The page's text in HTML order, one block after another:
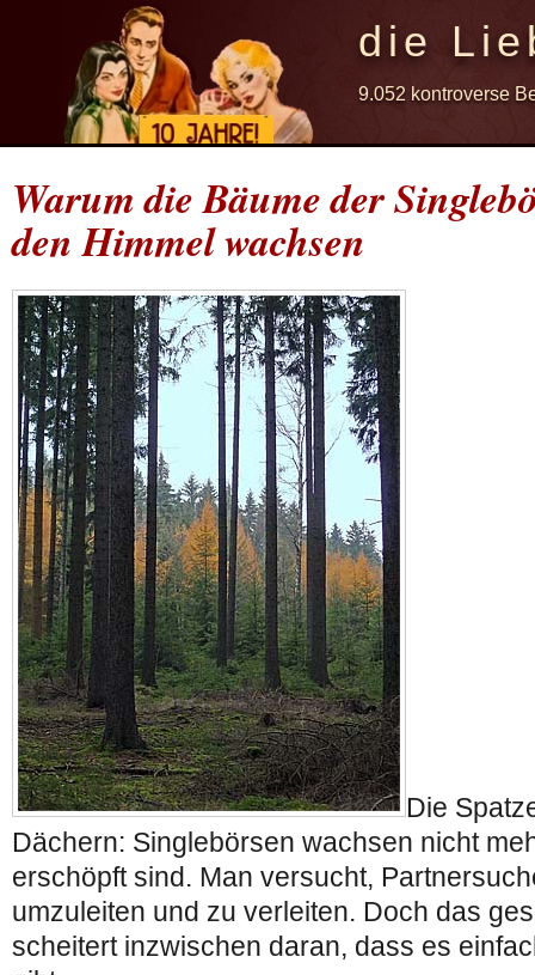
die
9.052 kontroverse
Warum die Bäume der
den Himmel wachsen
Die
Dächern: Singlebörsen wachsen nicht
erschöpft sind. Man versucht,
umzuleiten und zu verleiten. Doch das
scheitert inzwischen daran, dass es